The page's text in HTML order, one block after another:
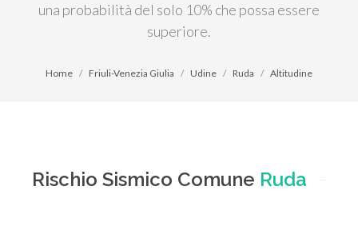
una probabilità del solo 10% che possa essere
superiore.
Home Friuli-Venezia Giulia Udine Ruda Altitudine
Rischio Sismico Comune Ruda